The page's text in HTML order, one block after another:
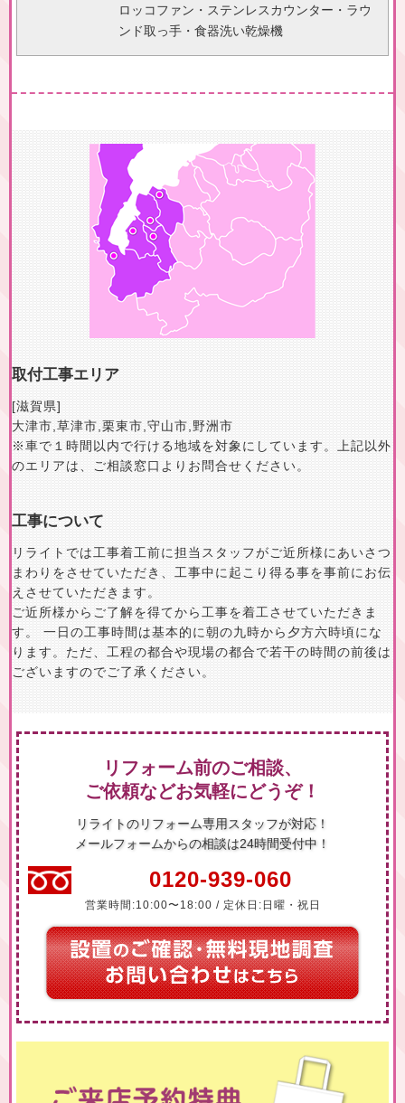
ロッコファン・ステンレスカウンター・ラウ
ンド取っ手・食器洗い乾燥機
取付工事エリア
[滋賀県]
大津市 草津市 栗東市 守山市 野洲市
※車で１時間以内で行ける地域を対象にしています。上記以外
のエリアは、ご相談窓口よりお問合せください。
工事について
リライトでは工事着工前に担当スタッフがご近所様にあいさつ
まわりをさせていただき、工事中に起こり得る事を事前にお伝
えさせていただきます。
ご近所様からご了解を得てから工事を着工させていただきま
す。 一日の工事時間は基本的に朝の九時から夕方六時頃にな
ります。ただ、工程の都合や現場の都合で若干の時間の前後は
ございますのでご了承ください。
リフォーム前のご相談、
ご依頼などお気軽にどうぞ！
リライトのリフォーム専用スタッフが対応！
メールフォームからの相談は24時間受付中！
0120-939-060
営業時間:10:00〜18:00 / 定休日:日曜・祝日